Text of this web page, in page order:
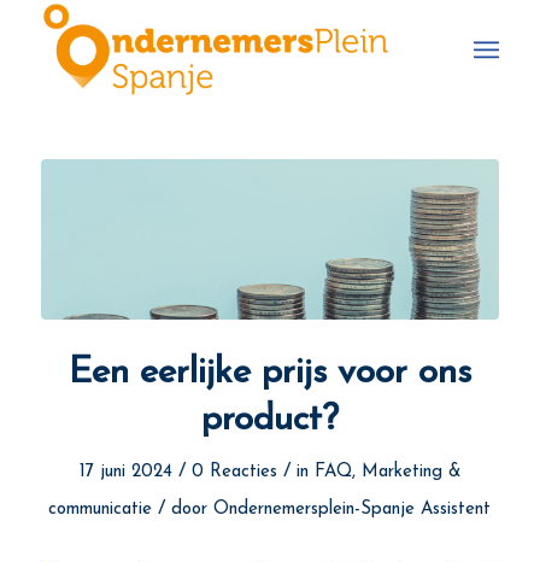
Een eerlijke prijs voor ons
product?
17 juni 2024 / 0 Reacties / in FAQ, Marketing &
communicatie / doorOndernemersplein-Spanje Assistent